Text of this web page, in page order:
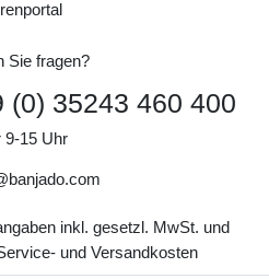
Sie fragen?
(0) 35243 460 400
9-15 Uhr
inkl. gesetzl. MwSt. und
und Versandkosten